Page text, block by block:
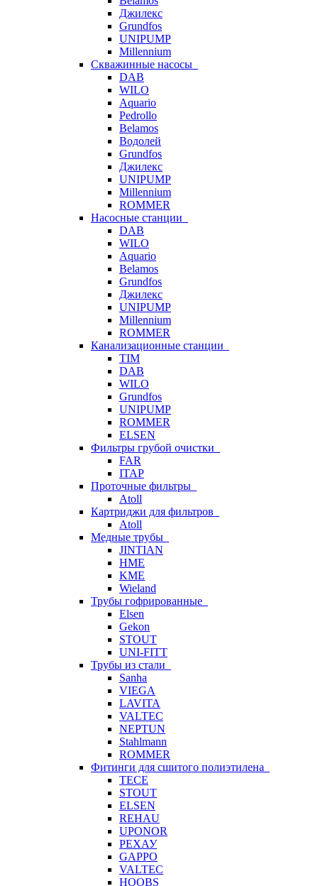
Джилекс
Grundfos
UNIPUMP
Millennium
Скважинные насосы
DAB
WILO
Aquario
Pedrollo
Belamos
Водолей
Grundfos
Джилекс
UNIPUMP
Millennium
ROMMER
Насосные станции
DAB
WILO
Aquario
Belamos
Grundfos
Джилекс
UNIPUMP
Millennium
ROMMER
Канализационные станции
TIM
DAB
WILO
Grundfos
UNIPUMP
ROMMER
ELSEN
Фильтры грубой очистки
FAR
ITAP
Проточные фильтры
Atoll
Картриджи для фильтров
Atoll
Медные трубы
JINTIAN
HME
KME
Wieland
Трубы гофрированные
Elsen
Gekon
STOUT
UNI-FITT
Трубы из стали
Sanha
VIEGA
LAVITA
VALTEC
NEPTUN
Stahlmann
ROMMER
Фитинги для сшитого полиэтилена
TECE
STOUT
ELSEN
REHAU
UPONOR
РЕХАУ
GAPPO
VALTEC
HOOBS